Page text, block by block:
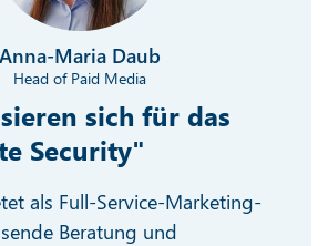
Anna-Maria Daub
Head of Paid Media
sich für das
Security"
als Full-Service-Marketing-
Beratung und